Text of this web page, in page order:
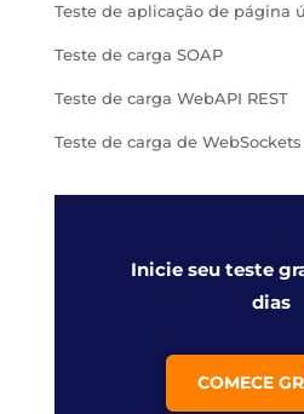
Teste de aplicação de página
Teste de carga SOAP
Teste de carga WebAPI REST
Teste de carga de WebSockets
Inicie seu teste
dias
COMECE